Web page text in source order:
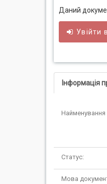
Даний
Увійти
Інформація
Найменування
Статус:
Мова